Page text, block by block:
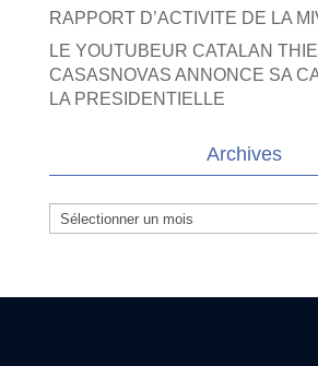
RAPPORT D’ACTIVITE DE LA
LE YOUTUBEUR CATALAN
CASASNOVAS ANNONCE SA
LA PRESIDENTIELLE
Archives
Archives